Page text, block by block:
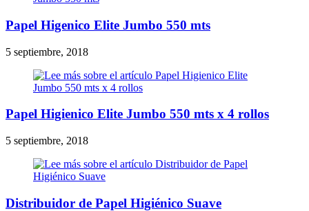
Papel Higenico Elite Jumbo 550 mts
5 septiembre, 2018
Papel Higienico Elite Jumbo 550 mts x 4 rollos
5 septiembre, 2018
Distribuidor de Papel Higiénico Suave